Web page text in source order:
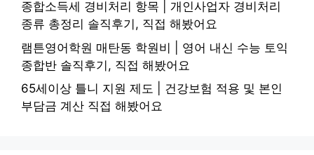
종합소득세 경비처리 항목 | 개인사업자 경비처리
종류 총정리 솔직후기, 직접 해봤어요
램튼영어학원 매탄동 학원비 | 영어 내신 수능 토익
종합반 솔직후기, 직접 해봤어요
65세이상 틀니 지원 제도 | 건강보험 적용 및 본인
부담금 계산 직접 해봤어요